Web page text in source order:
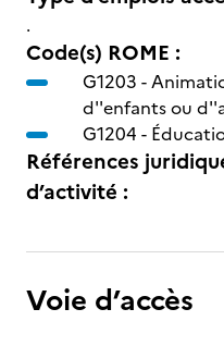
.
Code(s) ROME :
G1203 -
d''enfants ou
G1204 -
Références
d’activité :
Voie d’accès